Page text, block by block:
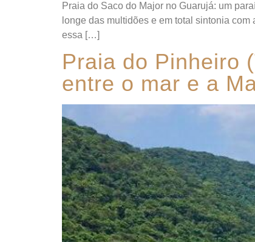
Praia do Saco do Major no Guarujá: um
longe das multidões e em total sintonia
essa […]
Praia do Pinheiro
entre o mar e a